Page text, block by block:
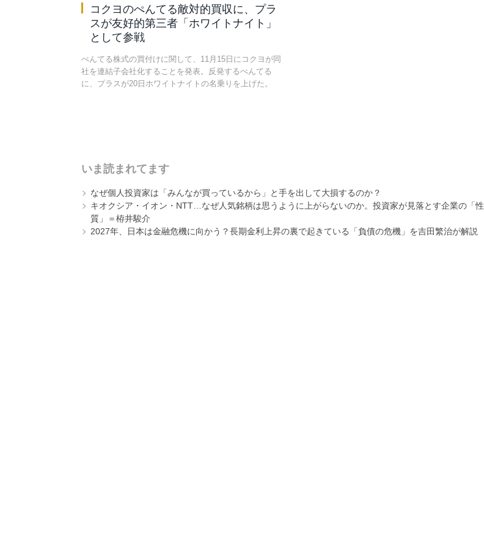
コクヨのぺんてる敵対的買収に、プラ
スが友好的第三者「ホワイトナイト」
として参戦
ぺんてる株式の買付けに関して、11月15日にコクヨが同
社を連結子会社化することを発表。反発するぺんてる
に、プラスが20日ホワイトナイトの名乗りを上げた。
いま読まれてます
なぜ個人投資家は「みんなが買っているから」と手を出して大損するのか？
キオクシア・イオン・NTT…なぜ人気銘柄は思うように上がらないのか。投資家が見落とす企業の「性
質」＝栫井駿介
2027年、日本は金融危機に向かう？長期金利上昇の裏で起きている「負債の危機」を吉田繁治が解説